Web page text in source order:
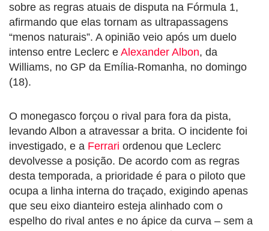
sobre as regras atuais de disputa na Fórmula 1,
afirmando que elas tornam as ultrapassagens
“menos naturais”. A opinião veio após um duelo
intenso entre Leclerc e Alexander Albon, da
Williams, no GP da Emília-Romanha, no domingo
(18).
O monegasco forçou o rival para fora da pista,
levando Albon a atravessar a brita. O incidente foi
investigado, e a Ferrari ordenou que Leclerc
devolvesse a posição. De acordo com as regras
desta temporada, a prioridade é para o piloto que
ocupa a linha interna do traçado, exigindo apenas
que seu eixo dianteiro esteja alinhado com o
espelho do rival antes e no ápice da curva – sem a